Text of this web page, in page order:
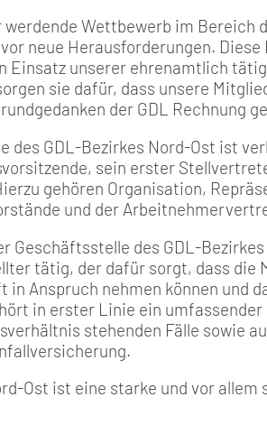
Wettbewerb im Bereich
neue Herausforderungen.
Einsatz unserer ehrenamtlich
sie dafür, dass unsere
der GDL Rechnung
des GDL-Bezirkes Nord-Ost ist
sein erster
gehören Organisation,
und der
Geschäftsstelle des GDL-
tätig, der dafür sorgt, dass
in Anspruch nehmen können und
in erster Linie ein
stehenden Fälle sowie
Ost ist eine starke und vor